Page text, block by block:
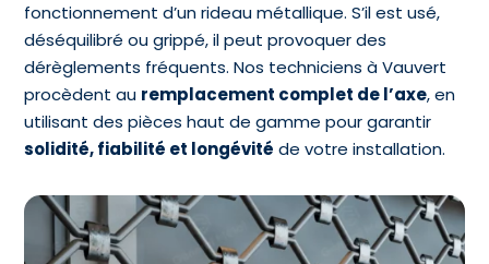
fonctionnement d’un rideau métallique. S’il est usé,
déséquilibré ou grippé, il peut provoquer des
dérèglements fréquents. Nos techniciens à Vauvert
procèdent au remplacement complet de l’axe, en
utilisant des pièces haut de gamme pour garantir
solidité, fiabilité et longévité de votre installation.